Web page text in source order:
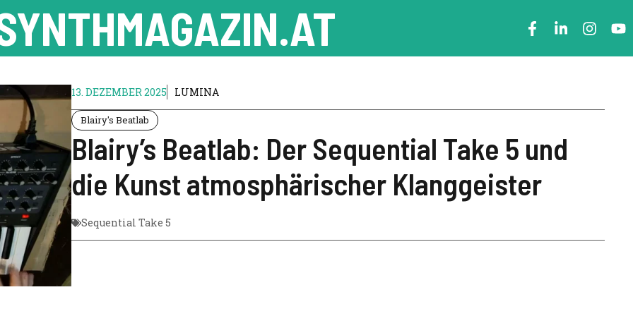
13. DEZEMBER 2025 LUMINA
Blairy's Beatlab
Blairy’s Beatlab: Der Sequential Take 5 und
die Kunst atmosphärischer Klanggeister
Sequential Take 5